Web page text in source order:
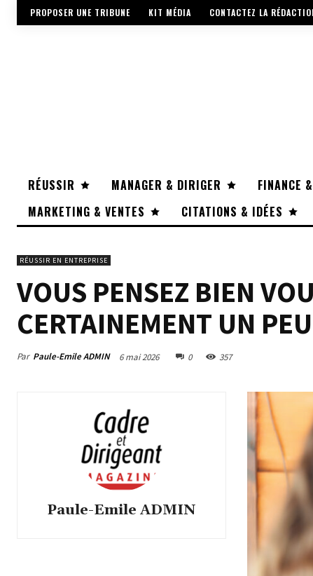
PROPOSER UNE TRIBUNE KIT MÉDIA CONTACTEZ LA
RÉUSSIR MANAGER & DIRIGER FINANCE
MARKETING & VENTES
CITATIONS & IDÉES
RÉUSSIR EN ENTREPRISE
VOUS PENSEZ BIEN
CERTAINEMENT UN
Par Paule-Emile ADMIN 6 mai 2026 0 357
Paule-Emile ADMIN